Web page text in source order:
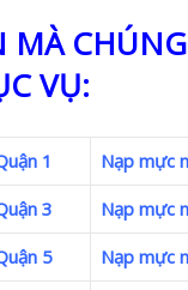
MÀ
VỤ:
1
Nạp mực
3
Nạp mực
5
Nạp mực